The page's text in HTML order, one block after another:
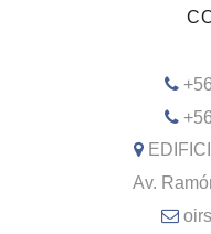
Av.